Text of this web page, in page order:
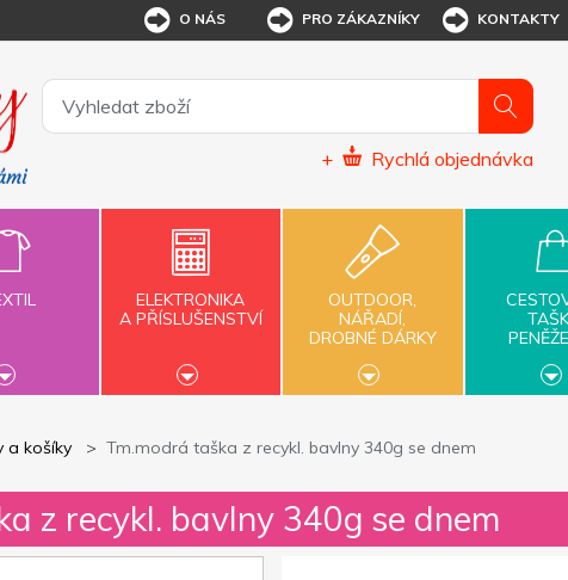
O NÁS PRO ZÁKAZNÍKY KONTAKTY
+ Rychlá objednávka
ELEKTRONIKA
A PŘÍSLUŠENSTVÍ
OUTDOOR,
NÁŘADÍ,
DROBNÉ DÁRKY
a košíky Tm.modrá taška z recykl. bavlny 340g se dnem
z recykl. bavlny 340g se dnem